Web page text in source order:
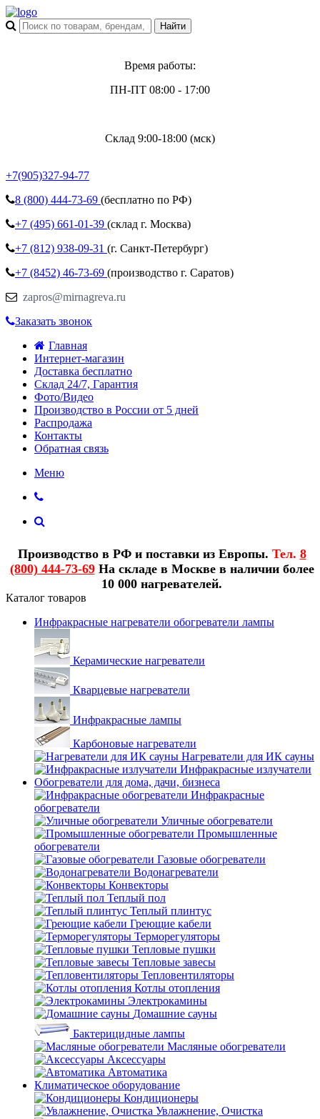
Время работы:
ПН-ПТ 08:00 - 17:00
Склад 9:00-18:00 (мск)
+7(905)327-94-77
8 (800) 444-73-69 (бесплатно по РФ)
+7 (495) 661-01-39 (склад г. Москва)
+7 (812) 938-09-31 (г. Санкт-Петербург)
+7 (8452) 46-73-69 (производство г. Саратов)
zapros@mirnagreva.ru
Заказать звонок
Главная
Интернет-магазин
Доставка бесплатно
Склад 24/7, Гарантия
Фото/Видео
Производство в России от 5 дней
Распродажа
Контакты
Обратная связь
Меню
Производство в РФ и поставки из Европы. Тел. 8
(800) 444-73-69На складе в Москве в наличии более
10 000 нагревателей.
Каталог товаров
Инфракрасные нагреватели обогреватели лампы
Керамические нагреватели
Кварцевые нагреватели
Инфракрасные лампы
Карбоновые нагреватели
Нагреватели для ИК сауны
Инфракрасные излучатели
Обогреватели для дома, дачи, бизнеса
Инфракрасные
обогреватели
Уличные обогреватели
Промышленные
обогреватели
Газовые обогреватели
Водонагреватели
Конвекторы
Теплый пол
Теплый плинтус
Греющие кабели
Терморегуляторы
Тепловые пушки
Тепловые завесы
Тепловентиляторы
Котлы отопления
Электрокамины
Домашние сауны
Бактерицидные лампы
Масляные обогреватели
Аксессуары
Автоматика
Климатическое оборудование
Кондиционеры
Увлажнение, Очистка